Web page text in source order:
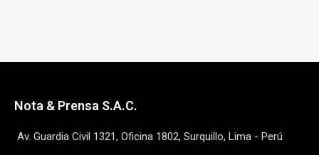
Nota & Prensa S.A.C.
Av. Guardia Civil 1321, Oficina 1802, Surquillo, Lima - Perú